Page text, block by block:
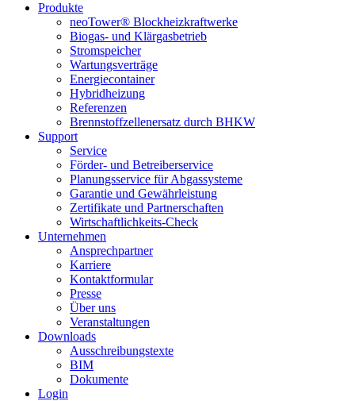
Produkte
neoTower® Blockheizkraftwerke
Biogas- und Klärgasbetrieb
Stromspeicher
Wartungsverträge
Energiecontainer
Hybridheizung
Referenzen
Brennstoffzellenersatz durch BHKW
Support
Service
Förder- und Betreiberservice
Planungsservice für Abgassysteme
Garantie und Gewährleistung
Zertifikate und Partnerschaften
Wirtschaftlichkeits-Check
Unternehmen
Ansprechpartner
Karriere
Kontaktformular
Presse
Über uns
Veranstaltungen
Downloads
Ausschreibungstexte
BIM
Dokumente
Login